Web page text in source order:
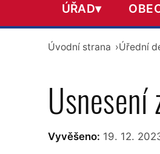
ÚŘAD▾
Úvodní strana Úřední
Usnesení
Vyvěšeno: 19. 12.